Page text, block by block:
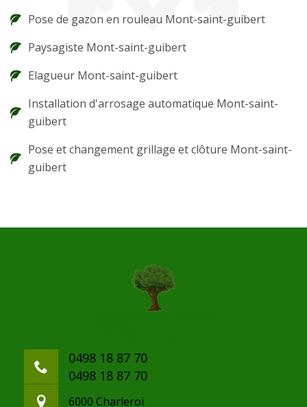
Pose de gazon en rouleau Mont-saint-guibert
Paysagiste Mont-saint-guibert
Elagueur Mont-saint-guibert
Installation d'arrosage automatique Mont-saint-
guibert
Pose et changement grillage et clôture Mont-saint-
guibert
0498 18 87 70
0498 18 87 70
6000 Charleroi